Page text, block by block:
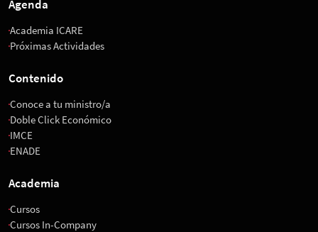
Agenda
Academia ICARE
Próximas Actividades
Contenido
Conoce a tu ministro/a
Doble Click Económico
IMCE
ENADE
Academia
Cursos
Cursos In-Company